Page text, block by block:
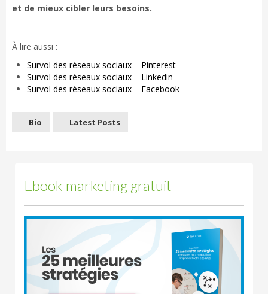
et de mieux cibler leurs besoins.
À lire aussi :
Survol des réseaux sociaux – Pinterest
Survol des réseaux sociaux – Linkedin
Survol des réseaux sociaux – Facebook
Bio Latest Posts
Ebook marketing gratuit